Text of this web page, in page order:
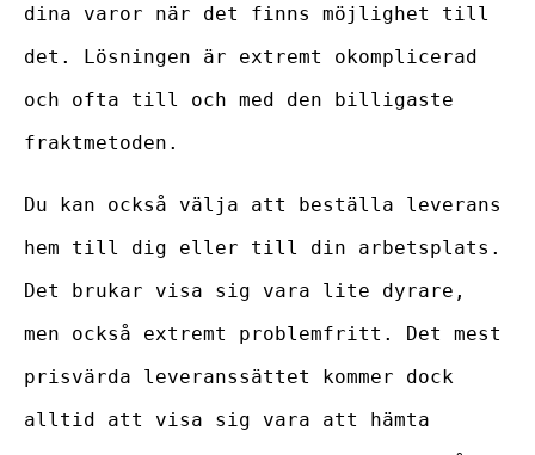
dina varor när det finns möjlighet till
det. Lösningen är extremt okomplicerad
och ofta till och med den billigaste
fraktmetoden.
Du kan också välja att beställa leverans
hem till dig eller till din arbetsplats.
Det brukar visa sig vara lite dyrare,
men också extremt problemfritt. Det mest
prisvärda leveranssättet kommer dock
alltid att visa sig vara att hämta